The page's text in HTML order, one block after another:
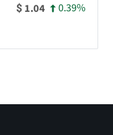
$ 1.04 0.39%